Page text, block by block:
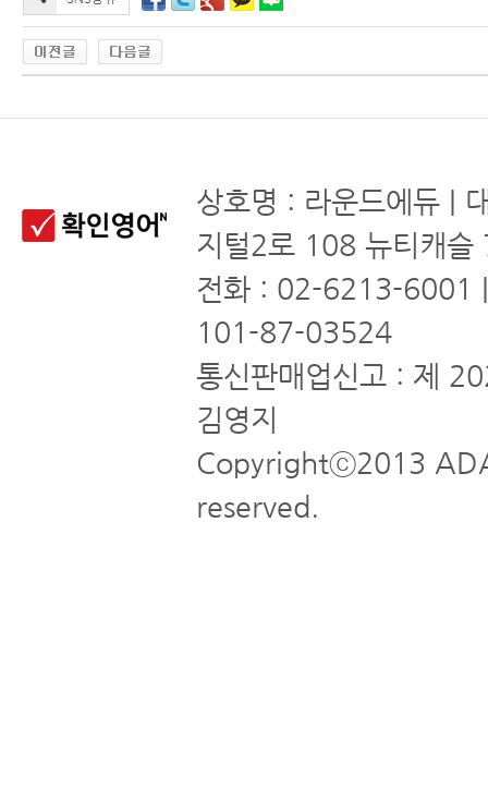
상호명 : 라운드에듀 |
지털2로 108 뉴티캐슬
전화 : 02-6213-6001
101-87-03524
통신판매업신고 : 제
김영지
Copyrightⓒ2013
reserved.